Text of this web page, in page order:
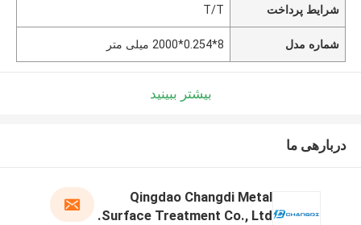
شرایط پرداخت T/T
شماره مدل 8*0.254*2000 میلی متر
بیشتر ببینید
دربارهی ما
Qingdao Changdi Metal
Surface Treatment Co., Ltd.